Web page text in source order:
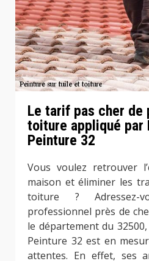
Le tarif pas cher de
toiture appliqué par
Peinture 32
Vous voulez retrouver
maison et éliminer les
toiture ? Adressez-
professionnel près de
le département du
Peinture 32 est en
attentes. En effet, ses